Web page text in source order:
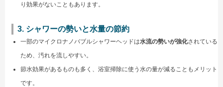
り効果がないこともあります。
3. シャワーの勢いと水量の節約
一部のマイクロナノバブルシャワーヘッドは水流の勢いが強化されている
ため、汚れを流しやすい。
節水効果があるものも多く、浴室掃除に使う水の量が減ることもメリット
です。